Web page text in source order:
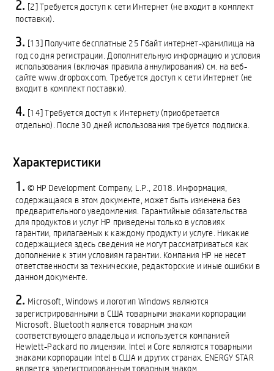
[2] Требуется доступ к сети Интернет (не входит в комплект
поставки).
[13] Получите бесплатные 25 Гбайт интернет-хранилища на
год со дня регистрации. Дополнительную информацию и условия
использования (включая правила аннулирования) см. на веб-
сайте www.dropbox.com. Требуется доступ к сети Интернет (не
входит в комплект поставки).
[14] Требуется доступ к Интернету (приобретается
отдельно). После 30 дней использования требуется подписка.
Характеристики
© HP Development Company, L.P., 2018. Информация,
содержащаяся в этом документе, может быть изменена без
предварительного уведомления. Гарантийные обязательства
для продуктов и услуг HP приведены только в условиях
гарантии, прилагаемых к каждому продукту и услуге. Никакие
содержащиеся здесь сведения не могут рассматриваться как
дополнение к этим условиям гарантии. Компания HP не несет
ответственности за технические, редакторские и иные ошибки в
данном документе.
Microsoft, Windows и логотип Windows являются
зарегистрированными в США товарными знаками корпорации
Microsoft. Bluetooth является товарным знаком
соответствующего владельца и используется компанией
Hewlett-Packard по лицензии. Intel и Core являются товарными
знаками корпорации Intel в США и других странах. ENERGY STAR
является зарегистрированным товарным знаком,